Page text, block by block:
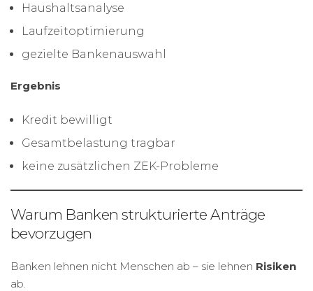
Haushaltsanalyse
Laufzeitoptimierung
gezielte Bankenauswahl
Ergebnis
Kredit bewilligt
Gesamtbelastung tragbar
keine zusätzlichen ZEK-Probleme
Warum Banken strukturierte Anträge
bevorzugen
Banken lehnen nicht Menschen ab – sie lehnen Risiken
ab.